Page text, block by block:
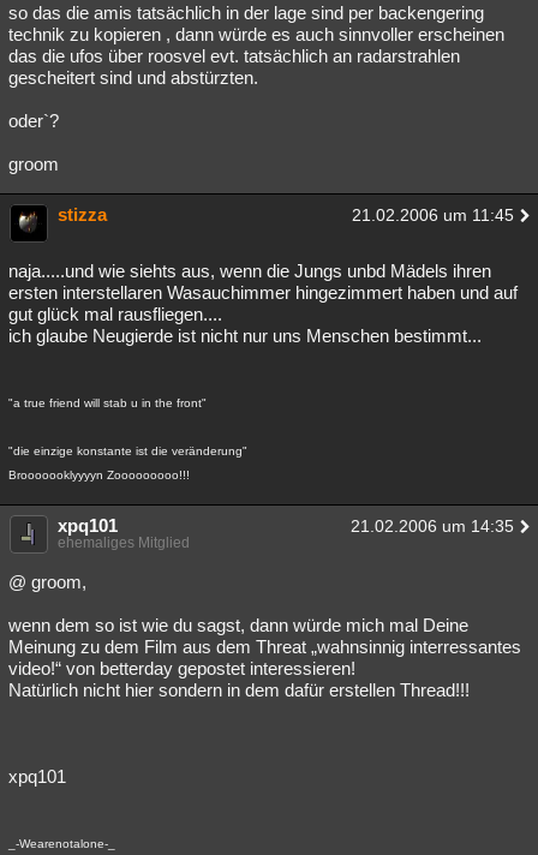
so das die amis tatsächlich in der lage sind per backengering
technik zu kopieren , dann würde es auch sinnvoller erscheinen
das die ufos über roosvel evt. tatsächlich an radarstrahlen
gescheitert sind und abstürzten.
oder`?
groom
stizza 21.02.2006 um 11:45
naja.....und wie siehts aus, wenn die Jungs unbd Mädels ihren
ersten interstellaren Wasauchimmer hingezimmert haben und auf
gut glück mal rausfliegen....
ich glaube Neugierde ist nicht nur uns Menschen bestimmt...
"a true friend will stab u in the front"
"die einzige konstante ist die veränderung"
Brooooooklyyyyn Zooooooooo!!!
xpq101 21.02.2006 um 14:35
ehemaliges Mitglied
@ groom,
wenn dem so ist wie du sagst, dann würde mich mal Deine
Meinung zu dem Film aus dem Threat „wahnsinnig interressantes
video!“ von betterday gepostet interessieren!
Natürlich nicht hier sondern in dem dafür erstellen Thread!!!
xpq101
_-Wearenotalone-_